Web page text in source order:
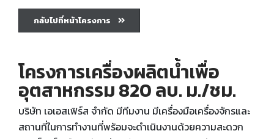
กลับไปที่หน้าโครงการ
โครงการเครื่องผลิตน้ำเพื่อ
อุตสาหกรรม 820 ลบ. ม./ชม.
บริษัท เอเอสเฟิร์ส จำกัด มีทีมงาน มีเครื่องมือเครื่องจักรและ
สถานที่ในการทำงานที่พร้อมจะดำเนินงานด้วยความสะดวก